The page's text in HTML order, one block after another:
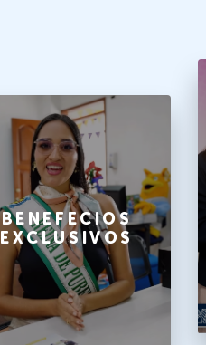
BENEFECIOS
EXCLUSIVOS